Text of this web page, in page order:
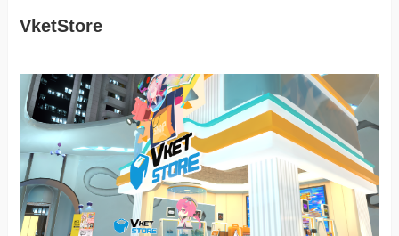
VketStore